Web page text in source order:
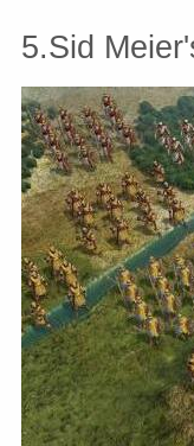
5.Sid